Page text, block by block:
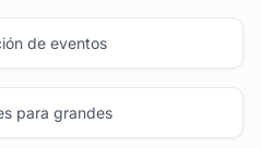
de eventos
para grandes